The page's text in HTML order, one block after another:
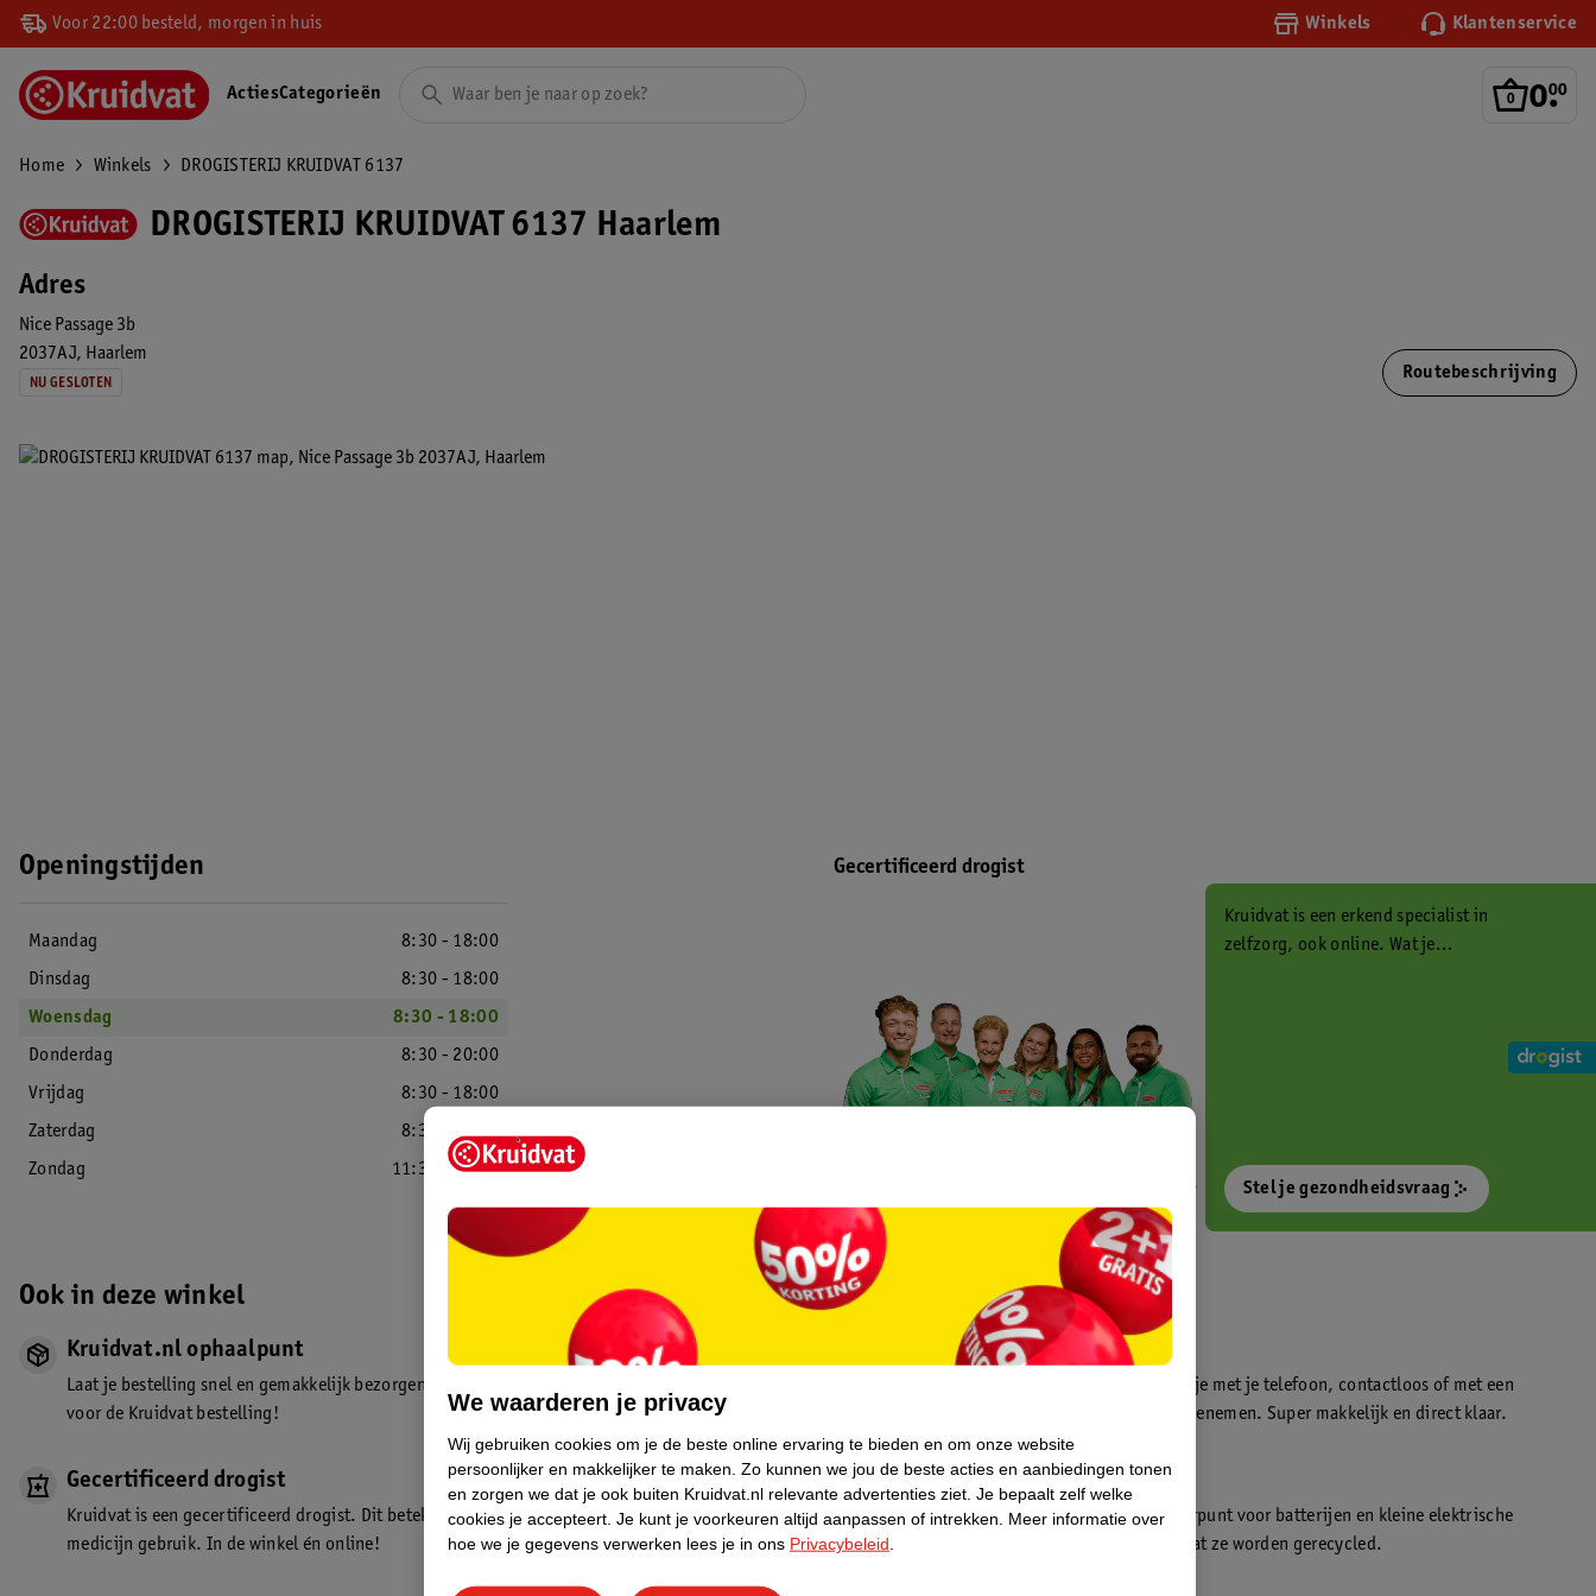
Voor 22:00 besteld, morgen in huis Winkels Klantenservice
0.
00
ActiesCategorieën
Home Winkels DROGISTERIJ KRUIDVAT 6137
DROGISTERIJ KRUIDVAT 6137 Haarlem
Adres
Nice Passage 3b
2037AJ
Haarlem
NU GESLOTEN
Routebeschrijving
Openingstijden
Maandag
8:30 - 18:00
Dinsdag
8:30 - 18:00
Woensdag
8:30 - 18:00
Donderdag
8:30 - 20:00
Vrijdag
8:30 - 18:00
Zaterdag
8:30 - 18:00
Zondag
11:30 - 17:00
Gecertificeerd drogist
Kruidvat is een erkend specialist in
zelfzorg, ook online. Wat je
Stel je gezondheidsvraag
Ook in deze winkel
Kruidvat.nl ophaalpunt
Laat je bestelling snel en gemakkelijk bezorgen in de winkel. Zo hoef je niet thuis te blijven
voor de Kruidvat bestelling!
Gecertificeerd drogist
Kruidvat is een gecertificeerd drogist. Dit betekent dat je deskundig advies krijgt over
medicijn gebruik. In de winkel én online!
Kruidvat fotokiosk
In de winkel vind je een fotokiosk waarmee je met je telefoon, contactloos of met een
geheugenkaartje, jouw foto’s direct kan meenemen. Super makkelijk en direct klaar.
WeCycle inleverpunt
In deze Kruidvat vind je een WeCycle inleverpunt voor batterijen en kleine elektrische
apparaten. Deze kan je gratis inleveren zodat ze worden gerecycled.
We waarderen je privacy
Wij gebruiken cookies om je de beste online ervaring te bieden en om onze website
persoonlijker en makkelijker te maken. Zo kunnen we jou de beste acties en aanbiedingen tonen
en zorgen we dat je ook buiten Kruidvat.nl relevante advertenties ziet. Je bepaalt zelf welke
cookies je accepteert. Je kunt je voorkeuren altijd aanpassen of intrekken.
Meer informatie over
hoe we je gegevens verwerken lees je in ons Privacybeleid